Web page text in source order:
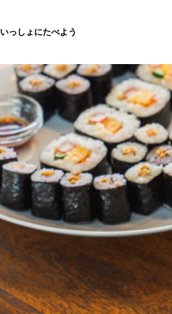
いっしょにたべよう